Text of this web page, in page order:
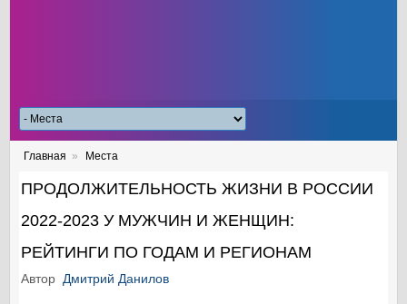
Главная » Места
ПРОДОЛЖИТЕЛЬНОСТЬ ЖИЗНИ В РОССИИ
2022-2023 У МУЖЧИН И ЖЕНЩИН:
РЕЙТИНГИ ПО ГОДАМ И РЕГИОНАМ
Автор Дмитрий Данилов